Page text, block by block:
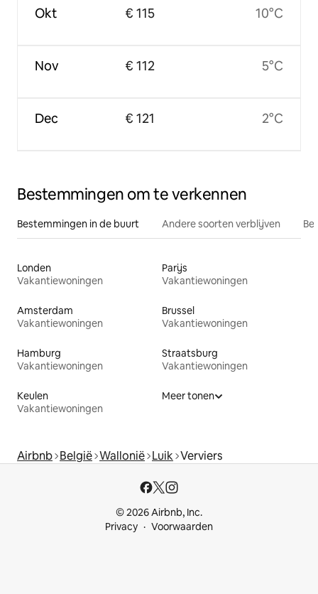
Okt
Nov
Dec
€ 115
€ 112
€ 121
10°C
5°C
2°C
Bestemmingen om te verkennen
Bestemmingen in de buurt Andere soorten verblijven
Londen
Vakantiewoningen
Parijs
Vakantiewoningen
Amsterdam
Vakantiewoningen
Brussel
Vakantiewoningen
Hamburg
Vakantiewoningen
Straatsburg
Vakantiewoningen
Keulen
Vakantiewoningen
Meer tonen
Airbnb België Wallonië Luik Verviers
© 2026 Airbnb, Inc.
Privacy
Voorwaarden